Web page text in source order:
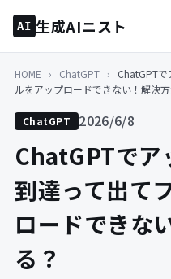
AI 生成AIニスト
HOME › ChatGPT ›
ChatGPT
ルをアップロードできない！解決
ChatGPT 2026/6/8
ChatGPTでア
到達って出て
ロードできな
る？